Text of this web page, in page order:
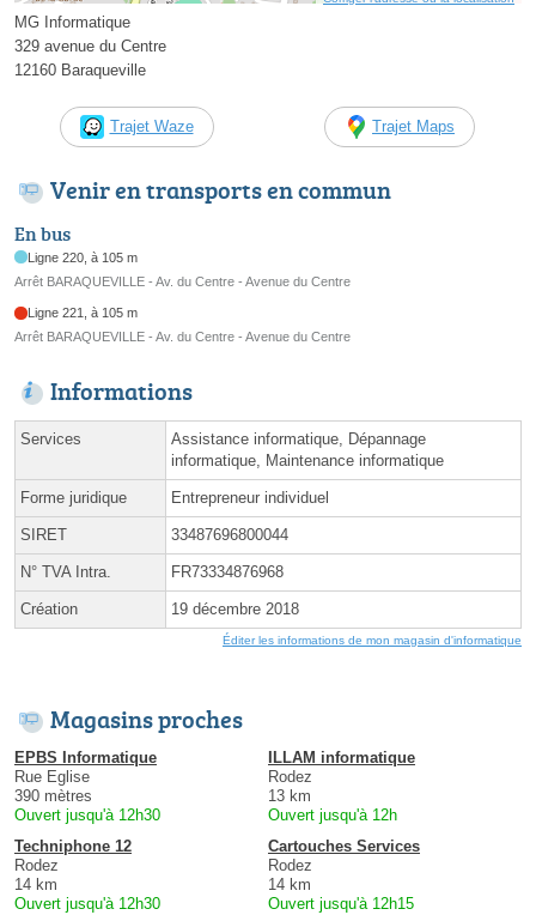
MG Informatique
329 avenue du Centre
12160 Baraqueville
Trajet Waze Trajet Maps
Venir en transports en commun
En bus
Ligne 220, à 105 m
Arrêt BARAQUEVILLE - Av. du Centre - Avenue du Centre
Ligne 221, à 105 m
Arrêt BARAQUEVILLE - Av. du Centre - Avenue du Centre
Informations
Services
Assistance informatique, Dépannage
informatique, Maintenance informatique
Forme juridique Entrepreneur individuel
SIRET 33487696800044
N° TVA Intra. FR73334876968
Création 19 décembre 2018
Éditer les informations de mon magasin d'informatique
Magasins proches
EPBS Informatique
Rue Eglise
390 mètres
Ouvert jusqu'à 12h30
ILLAM informatique
Rodez
13 km
Ouvert jusqu'à 12h
Techniphone 12
Rodez
14 km
Ouvert jusqu'à 12h30
Cartouches Services
Rodez
14 km
Ouvert jusqu'à 12h15